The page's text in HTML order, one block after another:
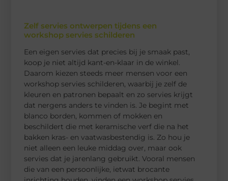
Zelf servies ontwerpen tijdens een
workshop servies schilderen
Een eigen servies dat precies bij je smaak past,
koop je niet altijd kant-en-klaar in de winkel.
Daarom kiezen steeds meer mensen voor een
workshop servies schilderen, waarbij je zelf de
kleuren en patronen bepaalt en zo servies krijgt
dat nergens anders te vinden is. Je begint met
blanco borden, kommen of mokken en
beschildert die met keramische verf die na het
bakken kras- en vaatwasbestendig is. Zo hou je
niet alleen een leuke middag over, maar ook
servies dat je jarenlang gebruikt. Vooral mensen
die van een persoonlijke, ietwat brocante